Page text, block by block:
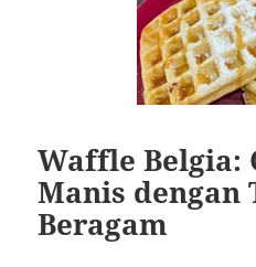
Waffle Belgia:
Manis dengan
Beragam